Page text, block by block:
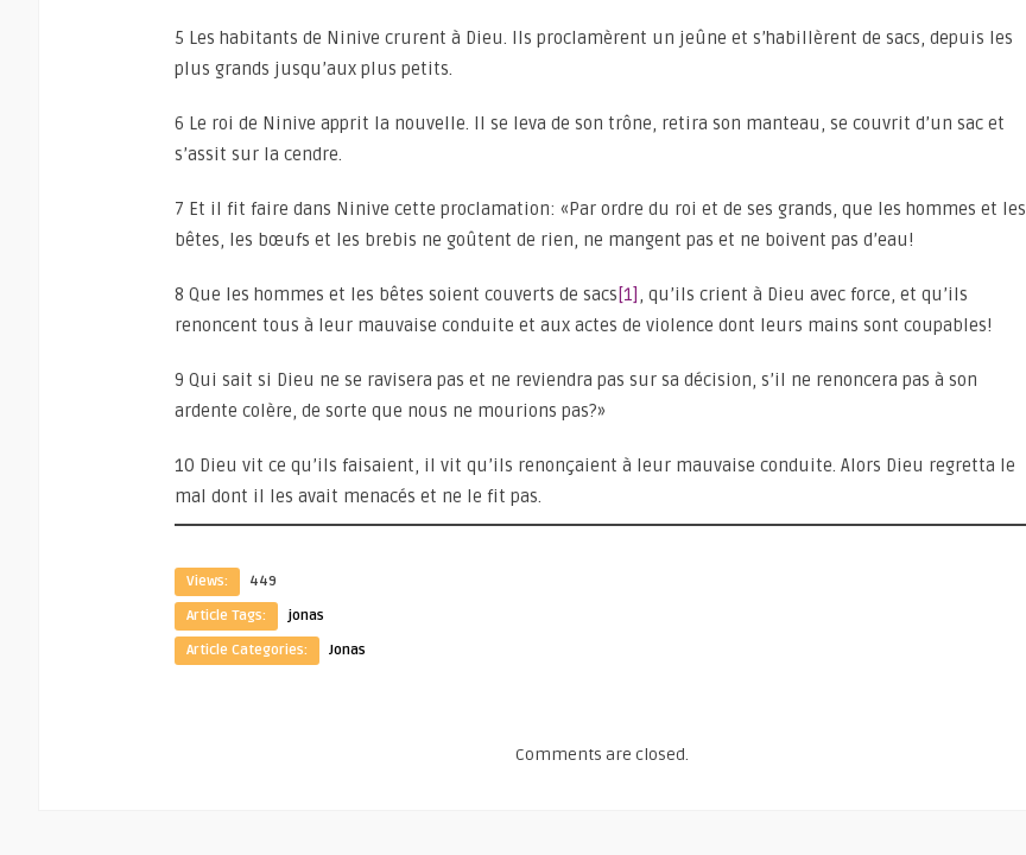
5 Les habitants de Ninive crurent à Dieu. Ils proclamèrent un jeûne et s’habillèrent de sacs, depuis les
plus grands jusqu’aux plus petits.
6 Le roi de Ninive apprit la nouvelle. Il se leva de son trône, retira son manteau, se couvrit d’un sac et
s’assit sur la cendre.
7 Et il fit faire dans Ninive cette proclamation: «Par ordre du roi et de ses grands, que les hommes et les
bêtes, les bœufs et les brebis ne goûtent de rien, ne mangent pas et ne boivent pas d’eau!
8 Que les hommes et les bêtes soient couverts de sacs [1] , qu’ils crient à Dieu avec force, et qu’ils
renoncent tous à leur mauvaise conduite et aux actes de violence dont leurs mains sont coupables!
9 Qui sait si Dieu ne se ravisera pas et ne reviendra pas sur sa décision, s’il ne renoncera pas à son
ardente colère, de sorte que nous ne mourions pas?»
10 Dieu vit ce qu’ils faisaient, il vit qu’ils renonçaient à leur mauvaise conduite. Alors Dieu regretta le
mal dont il les avait menacés et ne le fit pas.
Views:
449
Article Tags:
jonas
Article Categories:
Jonas
Comments are closed.